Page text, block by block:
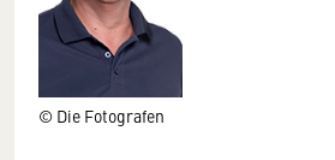
© Die Fotografen